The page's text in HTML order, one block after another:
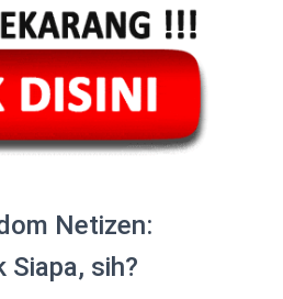
Netizen:
Siapa, sih?